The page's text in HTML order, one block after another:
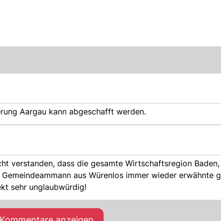
Aargau kann abgeschafft werden.
verstanden, dass die gesamte Wirtschaftsregion
aus Würenlos immer wieder erwähnte
sehr unglaubwürdig!